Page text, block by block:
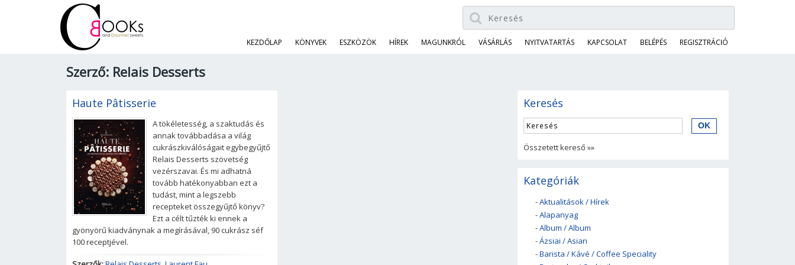
KEZDŐLAP KÖNYVEK ESZKÖZÖK HÍREK MAGUNKRÓL VÁSÁRLÁS NYITVATARTÁS KAPCSOLAT BELÉPÉS REGISZTRÁCIÓ
Szerző: Relais Desserts
Haute Pâtisserie
A tökéletesség, a szaktudás és
annak továbbadása a világ
cukrászkiválóságait egybegyűjtő
Relais Desserts szövetség
vezérszavai. És mi adhatná
tovább hatékonyabban ezt a
tudást, mint a legszebb
recepteket összegyűjtő könyv?
Ezt a célt tűzték ki ennek a
gyönyörű kiadványnak a megírásával, 90 cukrász séf
100 receptjével.
Keresés
Összetett kereső »»
Kategóriák
-Aktualitások / Hírek
-Alapanyag
-Album / Album
-Ázsiai / Asian
-Barista / Kávé / Coffee Speciality